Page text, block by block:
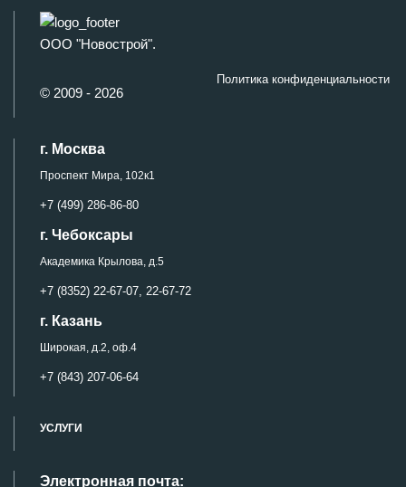
ООО "Новострой".
© 2009 - 2026
Политика конфиденциальности
г. Москва
Проспект Мира, 102к1
+7 (499) 286-86-80
г. Чебоксары
Академика Крылова, д.5
+7 (8352) 22-67-07, 22-67-72
г. Казань
Широкая, д.2, оф.4
+7 (843) 207-06-64
УСЛУГИ
Электронная почта: